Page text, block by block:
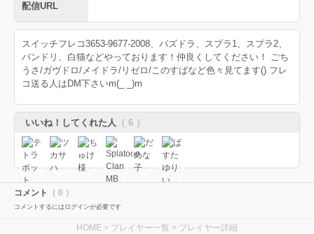
配信URL
スイッチフレコ3653-9677-2008、パズドラ、スプラ1、スプラ2、
バンドリ、白猫などやっております！仲良くしてください！ ごち
うさ/ガヴドロ/メイドラ/リゼロ/このすばなど色々見てます() フレ
コ送る人はDM下さいm(_ _)m
いいね！してくれた人 （ 6 ）
コメント （ 0 ）
コメントするにはログインが必要です
HOME > プレイヤー一覧 > プレイヤー詳細